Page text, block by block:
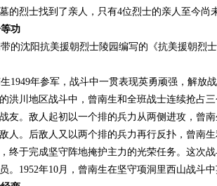
的烈士找到了亲人，只有4位烈士的亲人至今尚
功
的沈阳抗美援朝烈士陵园编写的《抗美援朝烈
1949年参军，战斗中一贯表现英勇顽强，解放
洪川地区战斗中，曾南生和全班战士连续抢占
友。敌人起初以一个排的兵力从两侧进攻，曾
人。后敌人又以两个排的兵力再行反扑，曾南
终于完成坚守阵地掩护主力的光荣任务。这次
。1952年10月，曾南生在坚守项洞里西山战斗